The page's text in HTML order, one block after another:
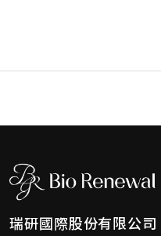
瑞研國際股份有限公司